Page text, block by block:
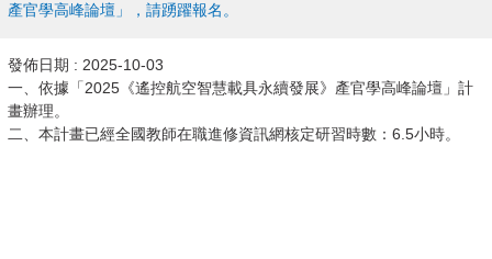
產官學高峰論壇」，請踴躍報名。
發佈日期 : 2025-10-03
一、依據「2025《遙控航空智慧載具永續發展》產官學高峰論壇」計
畫辦理。
二、本計畫已經全國教師在職進修資訊網核定研習時數：6.5小時。